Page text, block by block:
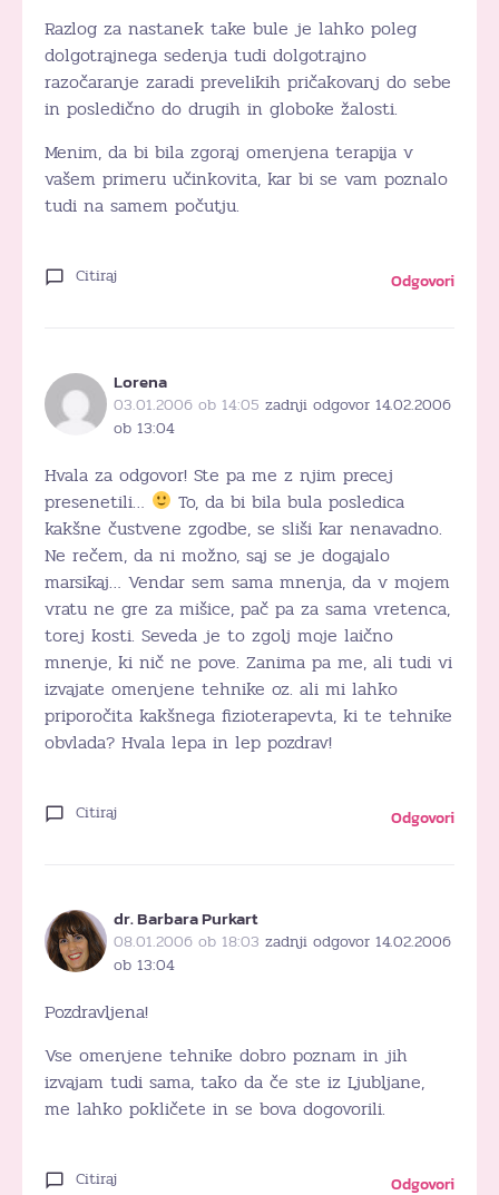
Razlog za nastanek take bule je lahko poleg
dolgotrajnega sedenja tudi dolgotrajno
razočaranje zaradi prevelikih pričakovanj do sebe
in posledično do drugih in globoke žalosti.
Menim, da bi bila zgoraj omenjena terapija v
vašem primeru učinkovita, kar bi se vam poznalo
tudi na samem počutju.
Citiraj Odgovori
Lorena
03.01.2006 ob 14:05 zadnji odgovor 14.02.2006
ob 13:04
Hvala za odgovor! Ste pa me z njim precej
presenetili…
To, da bi bila bula posledica
kakšne čustvene zgodbe, se sliši kar nenavadno.
Ne rečem, da ni možno, saj se je dogajalo
marsikaj… Vendar sem sama mnenja, da v mojem
vratu ne gre za mišice, pač pa za sama vretenca,
torej kosti. Seveda je to zgolj moje laično
mnenje, ki nič ne pove. Zanima pa me, ali tudi vi
izvajate omenjene tehnike oz. ali mi lahko
priporočita kakšnega fizioterapevta, ki te tehnike
obvlada? Hvala lepa in lep pozdrav!
Citiraj Odgovori
dr. Barbara Purkart
08.01.2006 ob 18:03 zadnji odgovor 14.02.2006
ob 13:04
Pozdravljena!
Vse omenjene tehnike dobro poznam in jih
izvajam tudi sama, tako da če ste iz Ljubljane,
me lahko pokličete in se bova dogovorili.
Citiraj Odgovori